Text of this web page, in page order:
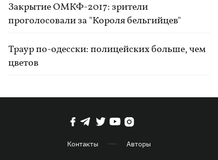
Закрытие ОМКФ-2017: зрители
проголосовали за "Короля бельгийцев"
Траур по-одесски: полицейских больше, чем
цветов
Контакты Авторы